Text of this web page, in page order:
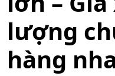
lượng
hàng